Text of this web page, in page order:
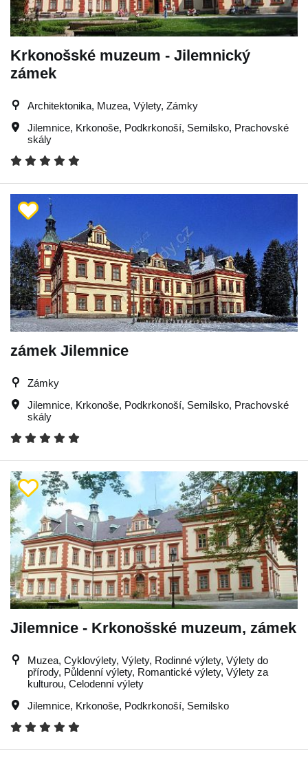
Krkonošské muzeum - Jilemnický
zámek
Architektonika, Muzea, Výlety, Zámky
Jilemnice, Krkonoše, Podkrkonoší, Semilsko, Prachovské
skály
zámek Jilemnice
Zámky
Jilemnice, Krkonoše, Podkrkonoší, Semilsko, Prachovské
skály
Jilemnice - Krkonošské muzeum, zámek
Muzea, Cyklovýlety, Výlety, Rodinné výlety, Výlety do
přírody, Půldenní výlety, Romantické výlety, Výlety za
kulturou, Celodenní výlety
Jilemnice, Krkonoše, Podkrkonoší, Semilsko